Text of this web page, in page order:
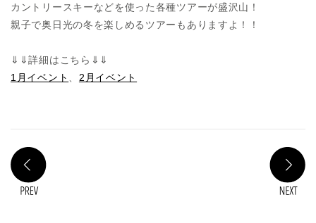
カントリースキーなどを使った各種ツアーが盛沢山！
親子で奥日光の冬を楽しめるツアーもありますよ！！
⇓⇓詳細はこちら⇓⇓
1月イベント
2月イベント